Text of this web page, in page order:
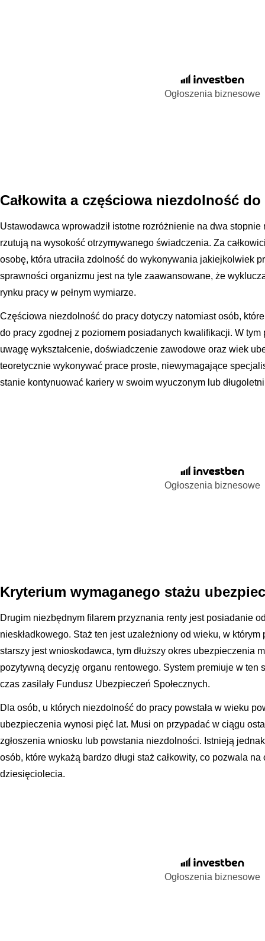
Ogłoszenia biznesowe
Całkowita a częściowa niezdolność do
Ustawodawca wprowadził istotne rozróżnienie na dwa
rzutują na wysokość otrzymywanego świadczenia. Za
osobę, która utraciła zdolność do wykonywania jakiejkolwiek
sprawności organizmu jest na tyle zaawansowane, że
rynku pracy w pełnym wymiarze.
Częściowa niezdolność do pracy dotyczy natomiast osób,
do pracy zgodnej z poziomem posiadanych kwalifikacji. W
uwagę wykształcenie, doświadczenie zawodowe oraz wiek
teoretycznie wykonywać prace proste, niewymagające
stanie kontynuować kariery w swoim wyuczonym lub
Ogłoszenia biznesowe
Kryterium wymaganego stażu
Drugim niezbędnym filarem przyznania renty jest posiadanie
nieskładkowego. Staż ten jest uzależniony od wieku, w którym
starszy jest wnioskodawca, tym dłuższy okres ubezpieczenia
pozytywną decyzję organu rentowego. System premiuje w ten
czas zasilały Fundusz Ubezpieczeń Społecznych.
Dla osób, u których niezdolność do pracy powstała w wieku
ubezpieczenia wynosi pięć lat. Musi on przypadać w ciągu
zgłoszenia wniosku lub powstania niezdolności. Istnieją
osób, które wykażą bardzo długi staż całkowity, co pozwala
dziesięciolecia.
Ogłoszenia biznesowe